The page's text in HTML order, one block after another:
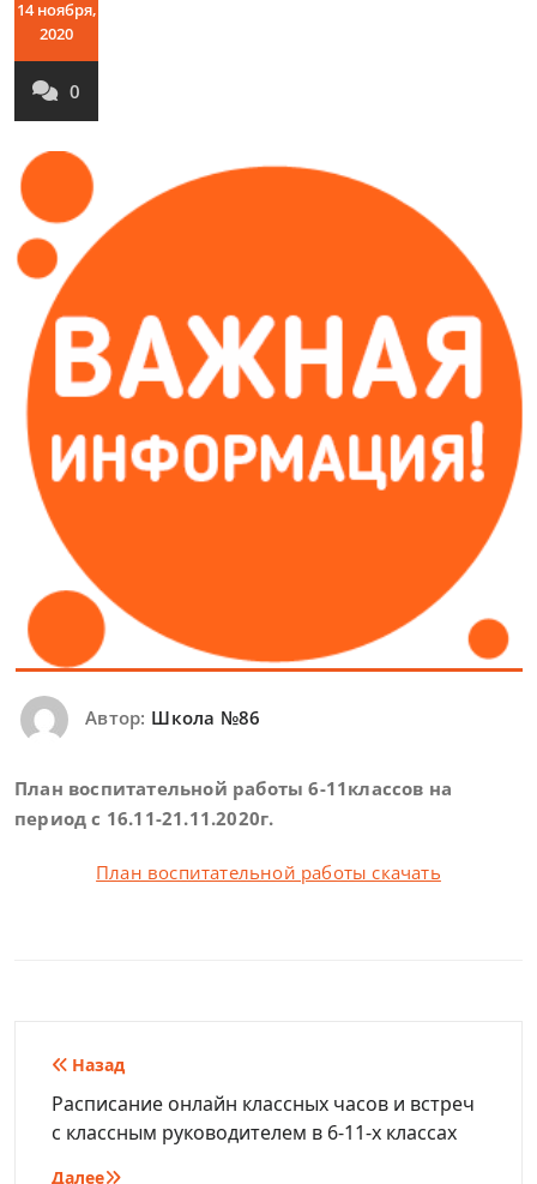
14 ноября,
2020
0
Автор: Школа №86
План воспитательной работы 6-11классов на
период с 16.11-21.11.2020г.
План воспитательной работы скачать
Навигация
по
записям
Назад
Расписание онлайн классных часов и встреч
с классным руководителем в 6-11-х классах
Далее